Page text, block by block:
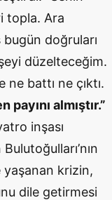
topla. Ara
doğruları
düzelteceğim.
battı ne çıktı.
almıştır.”
inşası
yaşanan krizin,
dile getirmesi